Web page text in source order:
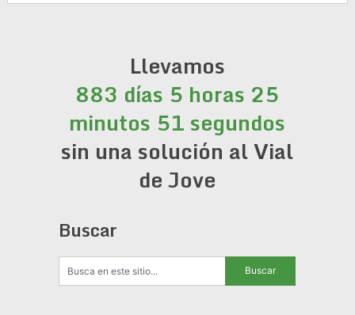
Llevamos
883 días 5 horas 25
minutos 51 segundos
sin una solución al Vial
de Jove
Buscar